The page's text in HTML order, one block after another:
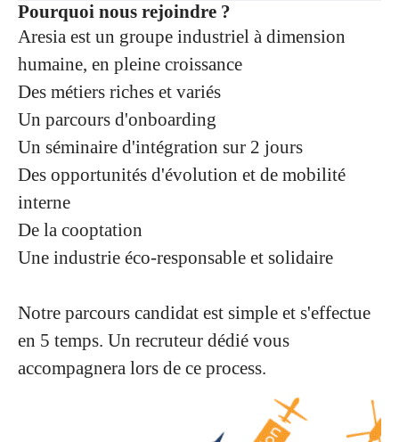
Pourquoi nous rejoindre ?
Aresia est un groupe industriel à dimension
humaine, en pleine croissance
Des métiers riches et variés
Un parcours d'onboarding
Un séminaire d'intégration sur 2 jours
Des opportunités d'évolution et de mobilité
interne
De la cooptation
Une industrie éco-responsable et solidaire
Notre parcours candidat est simple et s'effectue
en 5 temps. Un recruteur dédié vous
accompagnera lors de ce process.